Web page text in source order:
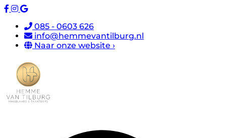
085 - 0603 626
info@hemmevantilburg.nl
Naar onze website ›